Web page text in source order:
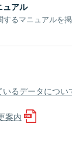
ュアル
るマニュアルを
るデータについ
案内